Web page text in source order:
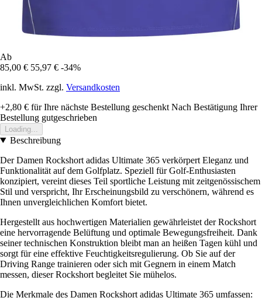
Ab
85,00 € 55,97 € -34%
inkl. MwSt. zzgl. Versandkosten
+2,80 € für Ihre nächste Bestellung geschenkt Nach Bestätigung Ihrer
Bestellung gutgeschrieben
Loading...
Beschreibung
Der Damen Rockshort adidas Ultimate 365 verkörpert Eleganz und
Funktionalität auf dem Golfplatz. Speziell für Golf-Enthusiasten
konzipiert, vereint dieses Teil sportliche Leistung mit zeitgenössischem
Stil und verspricht, Ihr Erscheinungsbild zu verschönern, während es
Ihnen unvergleichlichen Komfort bietet.
Hergestellt aus hochwertigen Materialien gewährleistet der Rockshort
eine hervorragende Belüftung und optimale Bewegungsfreiheit. Dank
seiner technischen Konstruktion bleibt man an heißen Tagen kühl und
sorgt für eine effektive Feuchtigkeitsregulierung. Ob Sie auf der
Driving Range trainieren oder sich mit Gegnern in einem Match
messen, dieser Rockshort begleitet Sie mühelos.
Die Merkmale des Damen Rockshort adidas Ultimate 365 umfassen: